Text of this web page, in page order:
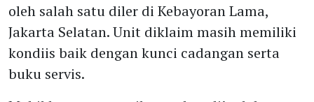
oleh salah satu diler di Kebayoran Lama,
Jakarta Selatan. Unit diklaim masih memiliki
kondiis baik dengan kunci cadangan serta
buku servis.